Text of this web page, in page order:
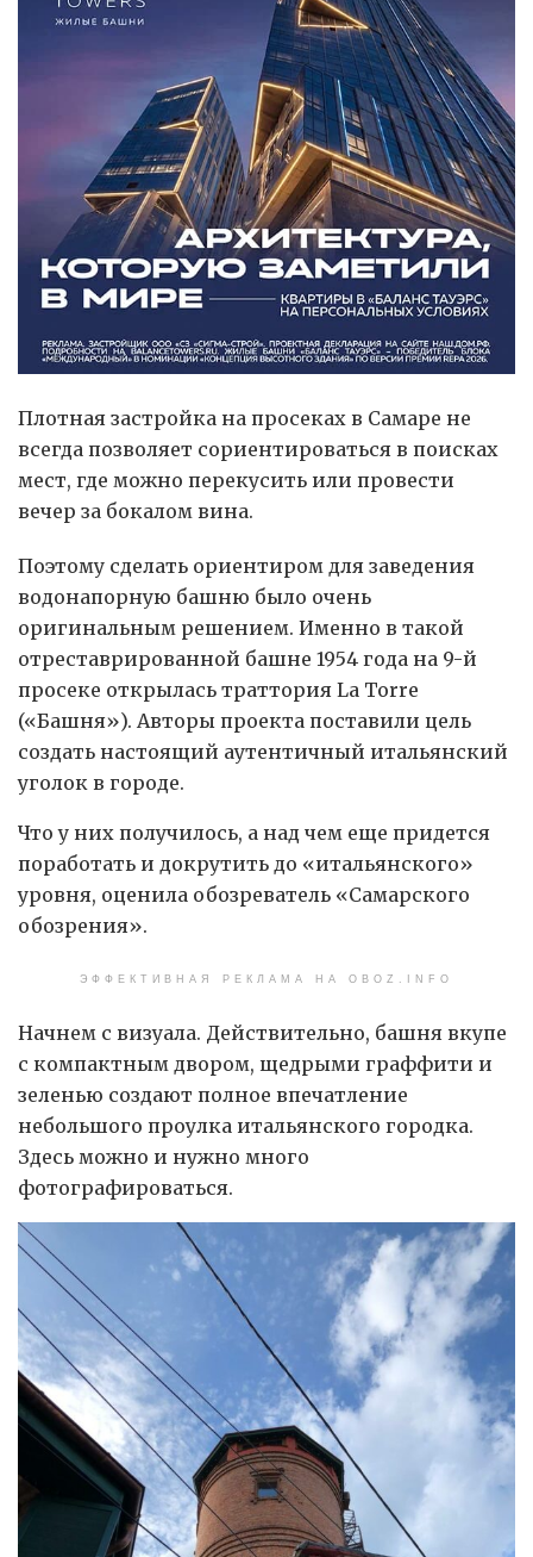
Плотная застройка на просеках в Самаре не
всегда позволяет сориентироваться в поисках
мест, где можно перекусить или провести
вечер за бокалом вина.
Поэтому сделать ориентиром для заведения
водонапорную башню было очень
оригинальным решением. Именно в такой
отреставрированной башне 1954 года на 9-й
просеке открылась траттория La Torre
(«Башня»). Авторы проекта поставили цель
создать настоящий аутентичный итальянский
уголок в городе.
Что у них получилось, а над чем еще придется
поработать и докрутить до «итальянского»
уровня, оценила обозреватель «Самарского
обозрения».
ЭФФЕКТИВНАЯ РЕКЛАМА НА OBOZ.INFO
Начнем с визуала. Действительно, башня вкупе
с компактным двором, щедрыми граффити и
зеленью создают полное впечатление
небольшого проулка итальянского городка.
Здесь можно и нужно много
фотографироваться.